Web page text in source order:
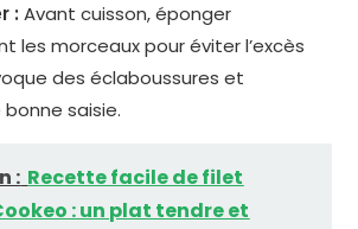
: Avant cuisson, éponger
les morceaux pour éviter l’excès
des éclaboussures et
saisie.
: Recette facile de filet
: un plat tendre et